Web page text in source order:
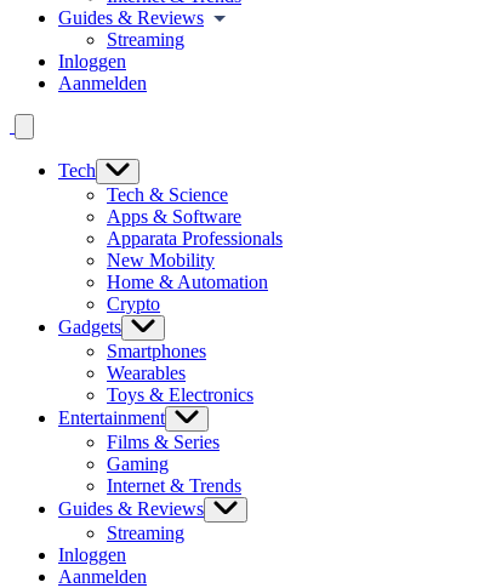
Guides & Reviews
Streaming
Inloggen
Aanmelden
Tech
Tech & Science
Apps & Software
Apparata Professionals
New Mobility
Home & Automation
Crypto
Gadgets
Smartphones
Wearables
Toys & Electronics
Entertainment
Films & Series
Gaming
Internet & Trends
Guides & Reviews
Streaming
Inloggen
Aanmelden